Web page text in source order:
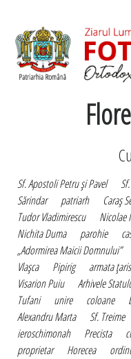
Sf. Apostoli Petru şi Pavel
Sărindar
patriarh Caraş
Tudor Vladimirescu
Nicolae
Nichita Duma
parohie
„Adormirea Maicii Domnului”
Vlaşca
Pipirig armata
Visarion Puiu
Arhivele
Tufani
unire coloane
Alexandru Marta
Sf. Treime
ieroschimonah
Precista
proprietar
Horecea